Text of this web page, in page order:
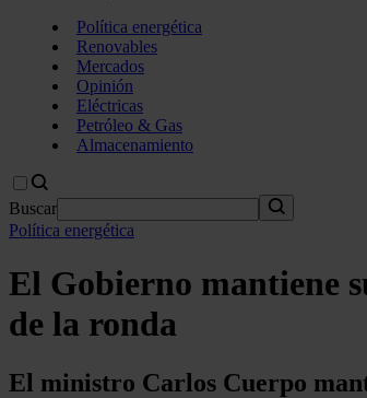
Política energética
Renovables
Mercados
Opinión
Eléctricas
Petróleo & Gas
Almacenamiento
Buscar
Política energética
El Gobierno mantiene
de la ronda
El ministro Carlos Cuerpo